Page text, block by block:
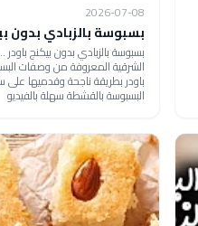
2026-07-08
بسبوسة بالزبادي بدون
بسبوسة بالزبادي بدون بيكنج
الشرقية المعروفة من وصفات
باودر بطريقة ناجحة وقدميها
البسبوسة بالقشطة سهلة بالفيديو